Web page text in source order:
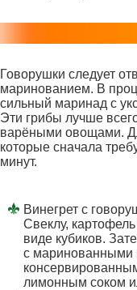
Говорушки следует
маринованием. В
сильный маринад с
Эти грибы лучше
варёными овощами.
которые сначала
минут.
Винегрет с
Свеклу,
виде кубиков.
с маринованными
лимонным соком